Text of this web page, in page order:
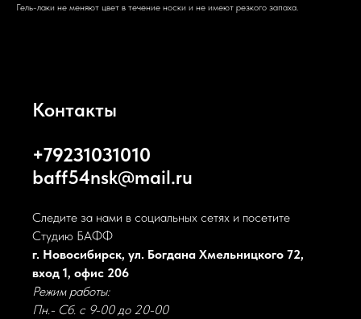
Гель-лаки не меняют цвет в течение носки и не имеют резкого запаха.
Контакты
+79231031010
baff54nsk@mail.ru
Следите за нами в социальных сетях и посетите
Студию БАФФ
г. Новосибирск, ул. Богдана Хмельницкого 72,
вход 1, офис 206
Режим работы:
Пн.- Сб. с 9-00 до 20-00